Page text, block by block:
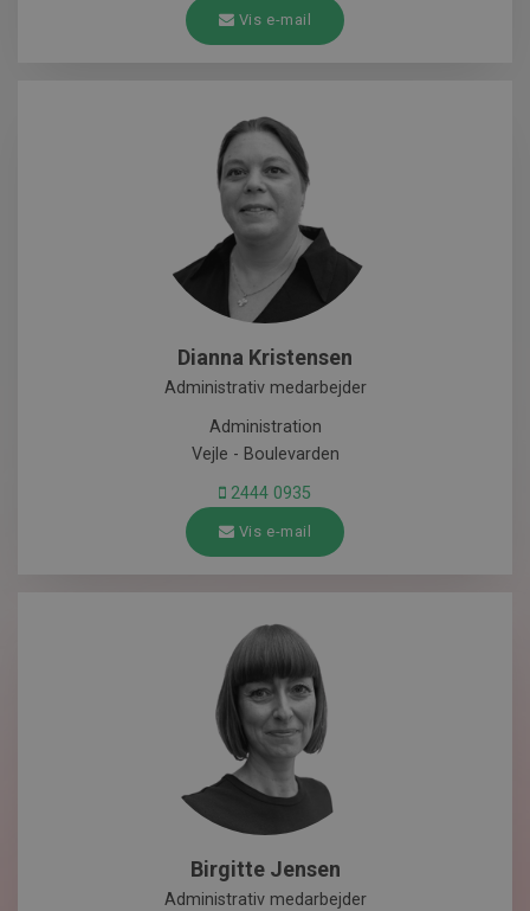
Vis e-mail
Dianna Kristensen
Administrativ medarbejder
Administration
Vejle - Boulevarden
2444 0935
Vis e-mail
Birgitte Jensen
Administrativ medarbejder